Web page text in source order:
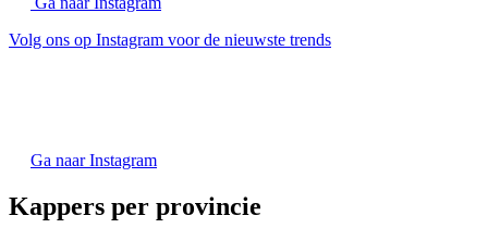
Volg ons op Instagram voor de nieuwste trends
Ga naar Instagram
Kappers per provincie